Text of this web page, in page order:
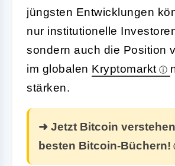
jüngsten Entwicklungen
nur institutionelle
sondern auch die Position
im globalen Kryptomarkt
stärken.
➜ Jetzt Bitcoin
besten Bitcoin-Büchern!